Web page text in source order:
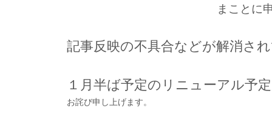
まことに
記事反映の不具合などが解消さ
１月半ば予定のリニューアル予
お詫び申し上げます。